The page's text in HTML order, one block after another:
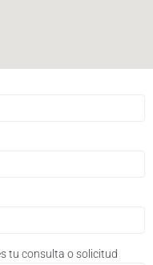
tu consulta o solicitud